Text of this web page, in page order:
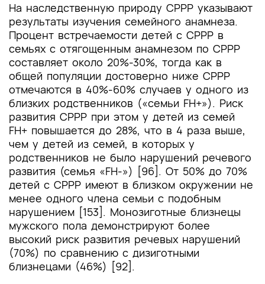
На наследственную природу СРРР указывают
результаты изучения семейного анамнеза.
Процент встречаемости детей с СРРР в
семьях с отягощенным анамнезом по СРРР
составляет около 20%-30%, тогда как в
общей популяции достоверно ниже СРРР
отмечаются в 40%-60% случаев у одного из
близких родственников («семьи FH+»). Риск
развития СРРР при этом у детей из семей
FH+ повышается до 28%, что в 4 раза выше,
чем у детей из семей, в которых у
родственников не было нарушений речевого
развития (семья «FH-») [96]. От 50% до 70%
детей с СРРР имеют в близком окружении не
менее одного члена семьи с подобным
нарушением [153]. Монозиготные близнецы
мужского пола демонстрируют более
высокий риск развития речевых нарушений
(70%) по сравнению с дизиготными
близнецами (46%) [92].